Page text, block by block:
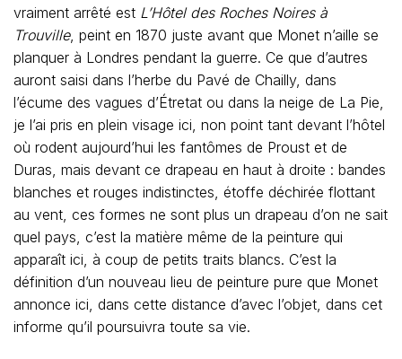
vraiment arrêté est L’Hôtel des Roches Noires à
Trouville, peint en 1870 juste avant que Monet n’aille se
planquer à Londres pendant la guerre. Ce que d’autres
auront saisi dans l’herbe du Pavé de Chailly, dans
l’écume des vagues d’Étretat ou dans la neige de La Pie,
je l’ai pris en plein visage ici, non point tant devant l’hôtel
où rodent aujourd’hui les fantômes de Proust et de
Duras, mais devant ce drapeau en haut à droite : bandes
blanches et rouges indistinctes, étoffe déchirée flottant
au vent, ces formes ne sont plus un drapeau d’on ne sait
quel pays, c’est la matière même de la peinture qui
apparaît ici, à coup de petits traits blancs. C’est la
définition d’un nouveau lieu de peinture pure que Monet
annonce ici, dans cette distance d’avec l’objet, dans cet
informe qu’il poursuivra toute sa vie.